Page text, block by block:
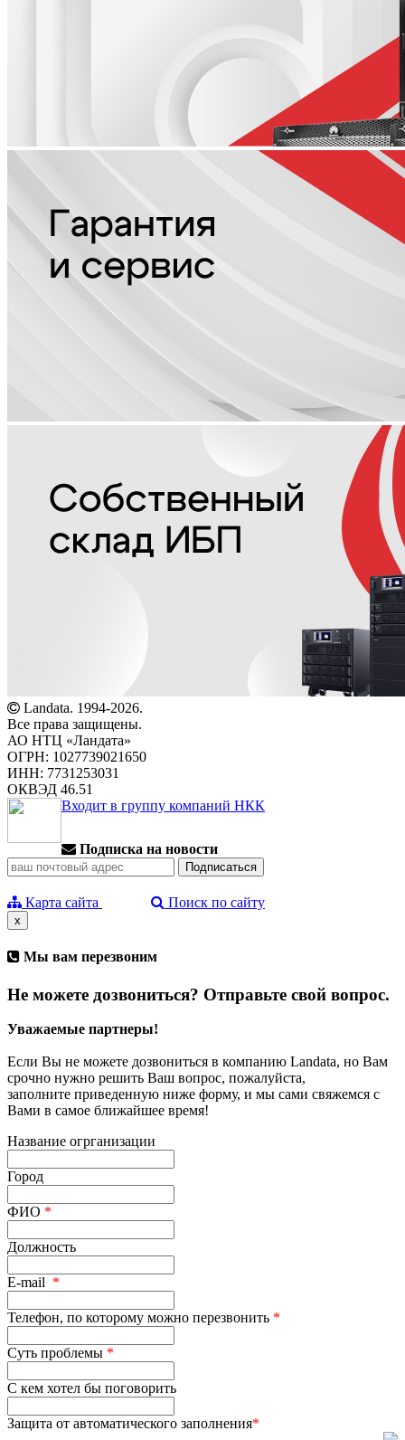
Landata. 1994-2026.
Все права защищены.
АО НТЦ «Ландата»
ОГРН: 1027739021650
ИНН: 7731253031
ОКВЭД 46.51
Входит в группу компаний НКК
Подписка на новости
Карта сайта Поиск по сайту
x
Мы вам перезвоним
Не можете дозвониться? Отправьте свой вопрос.
Уважаемые партнеры!
Если Вы не можете дозвониться в компанию Landata, но Вам
срочно нужно решить Ваш вопрос, пожалуйста,
заполните приведенную ниже форму, и мы сами свяжемся с
Вами в самое ближайшее время!
Название огрганизации
Город
ФИО *
Должность
E-mail *
Телефон, по которому можно перезвонить *
Суть проблемы *
С кем хотел бы поговорить
Защита от автоматического заполнения*